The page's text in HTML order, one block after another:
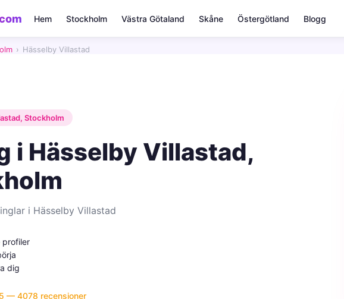
Hem Stockholm Västra Götaland Skåne Östergötland Blogg
› Hässelby Villastad
Stockholm
i Hässelby Villastad,
i Hässelby Villastad
profiler
dig
4078 recensioner